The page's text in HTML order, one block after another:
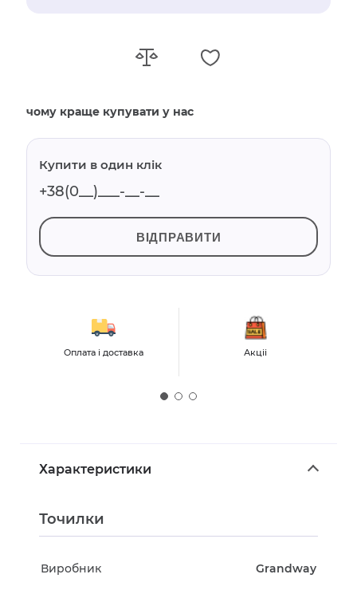
чому краще купувати у нас
Купити в один клік
ВІДПРАВИТИ
Оплата і доставка Акціі
Характеристики
Точилки
Виробник Grandway